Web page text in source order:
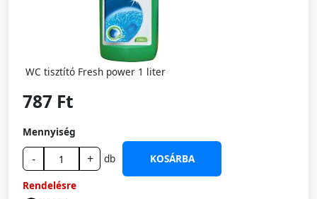
WC tisztító Fresh power 1 liter
787 Ft
Mennyiség
- + db
KOSÁRBA
Rendelésre